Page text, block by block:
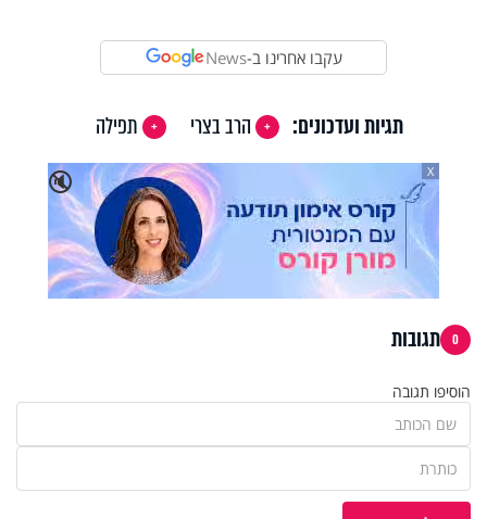
עקבו אחרינו ב-News
תגיות ועדכונים: הרב בצרי
תפילה
🔇
X
0 תגובות
הוסיפו תגובה